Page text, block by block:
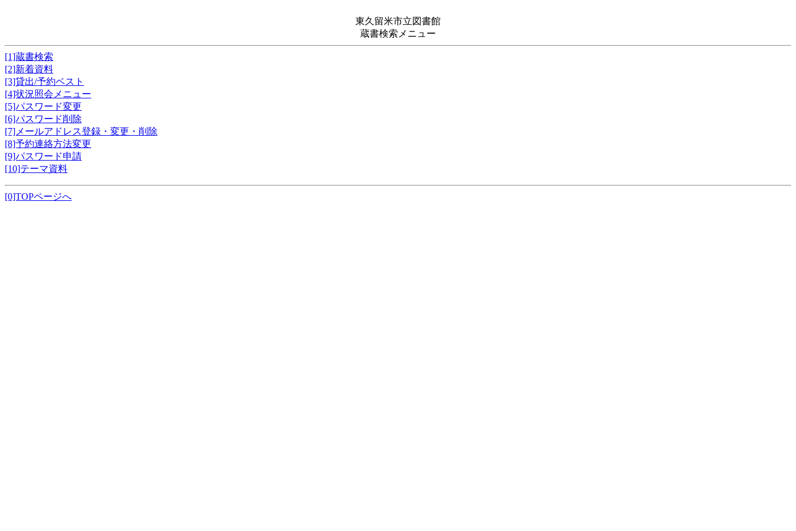
東久留米市立図書館
蔵書検索メニュー
[1]蔵書検索
[2]新着資料
[3]貸出/予約ベスト
[4]状況照会メニュー
[5]パスワード変更
[6]パスワード削除
[7]メールアドレス登録・変更・削除
[8]予約連絡方法変更
[9]パスワード申請
[10]テーマ資料
[0]TOPページへ